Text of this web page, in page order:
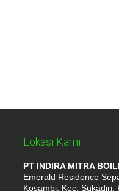
Lokasi Kami
PT INDIRA MITRA
Emerald Residence
Kosambi, Kec. Sukadiri,